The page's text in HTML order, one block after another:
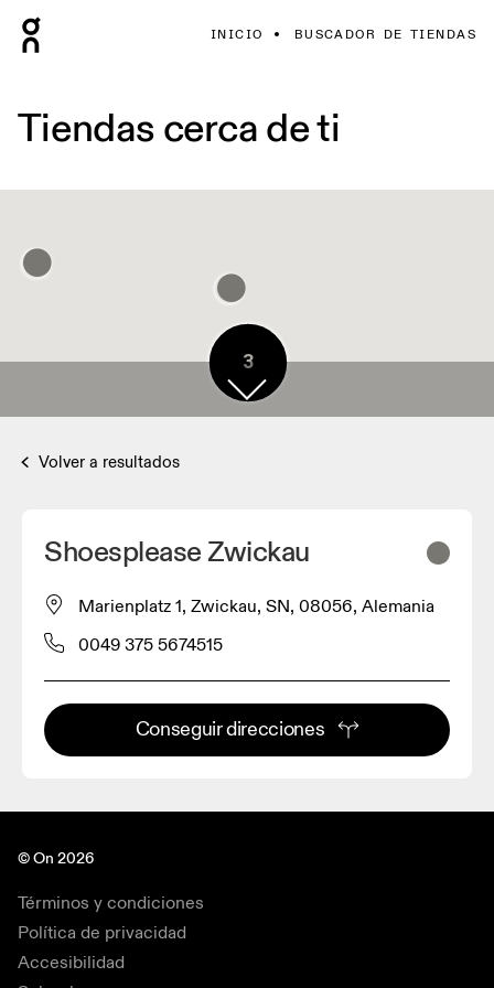
INICIO BUSCADOR DE TIENDAS
Tiendas cerca de ti
3
Volver a resultados
Shoesplease Zwickau
Marienplatz 1, Zwickau, SN, 08056, Alemania
0049 375 5674515
Conseguir direcciones
© On 2026
Términos y condiciones
Política de privacidad
Accesibilidad